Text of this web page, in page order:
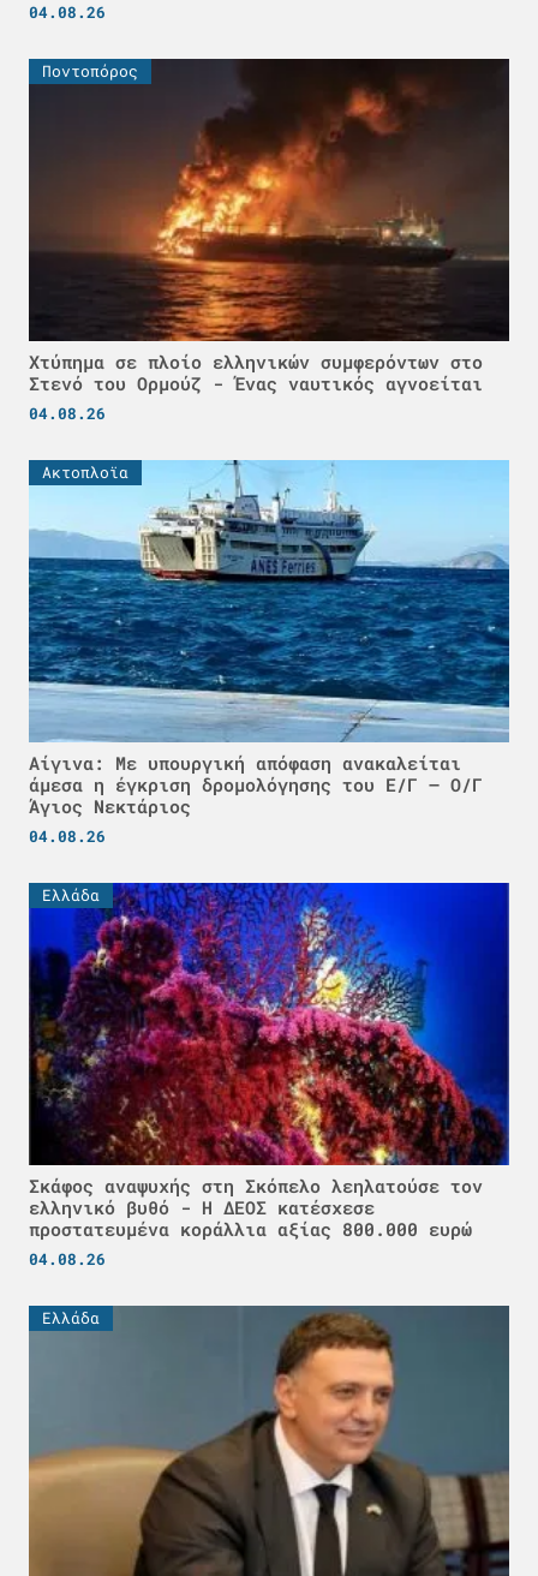
04.08.26
Ποντοπόρος
Χτύπημα σε πλοίο ελληνικών συμφερόντων στο
Στενό του Ορμούζ - Ένας ναυτικός αγνοείται
04.08.26
Ακτοπλοϊα
Αίγινα: Με υπουργική απόφαση ανακαλείται
άμεσα η έγκριση δρομολόγησης του Ε/Γ – Ο/Γ
Άγιος Νεκτάριος
04.08.26
Ελλάδα
Σκάφος αναψυχής στη Σκόπελο λεηλατούσε τον
ελληνικό βυθό - H ΔΕΟΣ κατέσχεσε
προστατευμένα κοράλλια αξίας 800.000 ευρώ
04.08.26
Ελλάδα